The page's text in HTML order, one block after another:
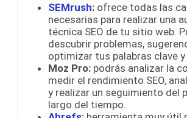
SEMrush: ofrece todas las
necesarias para realizar una
técnica SEO de tu sitio web.
descubrir problemas,
optimizar tus palabras clave y
Moz Pro: podrás analizar la
medir el rendimiento SEO,
y realizar un seguimiento del
largo del tiempo.